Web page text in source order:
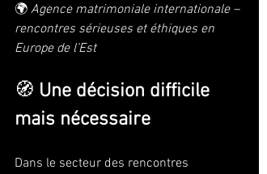
🌍 Agence matrimoniale internationale –
rencontres sérieuses et éthiques en
Europe de l’Est
🧭 Une décision difficile
mais nécessaire
Dans le secteur des rencontres